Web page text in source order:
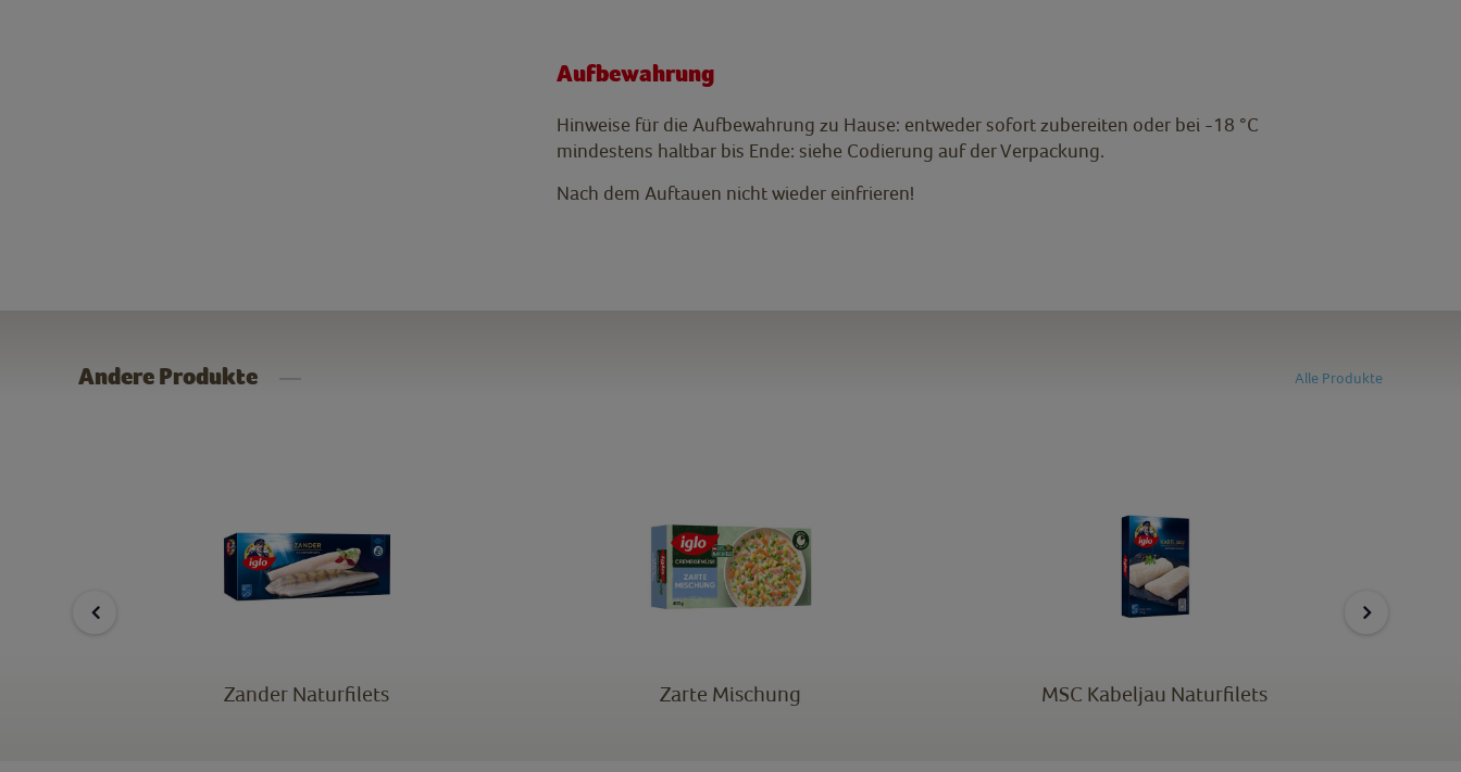
Aufbewahrung
Hinweise für die Aufbewahrung zu Hause: entweder sofort zubereiten oder bei -18 °C
mindestens haltbar bis Ende: siehe Codierung auf der Verpackung.
Nach dem Auftauen nicht wieder einfrieren!
Andere Produkte Alle Produkte
Zander Naturfilets Zarte Mischung MSC Kabeljau Naturfilets